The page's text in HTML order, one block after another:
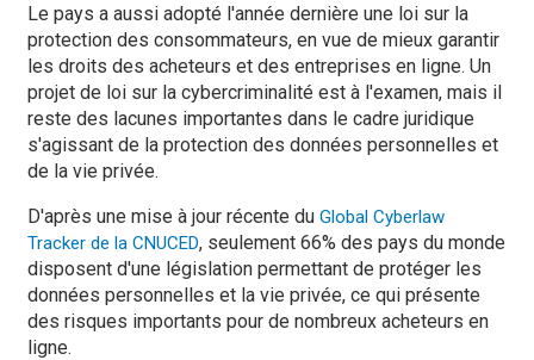
Le pays a aussi adopté l'année dernière une loi sur la
protection des consommateurs, en vue de mieux garantir
les droits des acheteurs et des entreprises en ligne. Un
projet de loi sur la cybercriminalité est à l'examen, mais il
reste des lacunes importantes dans le cadre juridique
s'agissant de la protection des données personnelles et
de la vie privée.
D'après une mise à jour récente du Global Cyberlaw
Tracker de la CNUCED, seulement 66% des pays du monde
disposent d'une législation permettant de protéger les
données personnelles et la vie privée, ce qui présente
des risques importants pour de nombreux acheteurs en
ligne.